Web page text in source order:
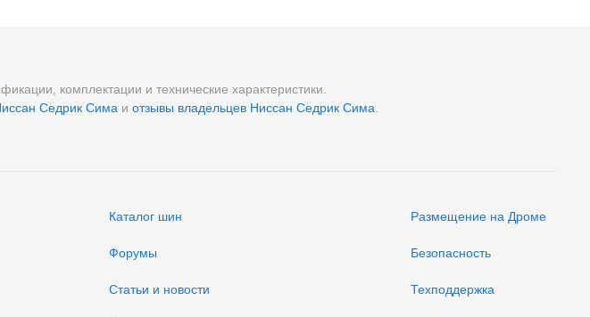
комплектации и технические характеристики.
Седрик Сима и отзывы владельцев Ниссан Седрик Сима
Каталог шин
Форумы
Статьи и новости
Размещение на Дроме
Безопасность
Техподдержка